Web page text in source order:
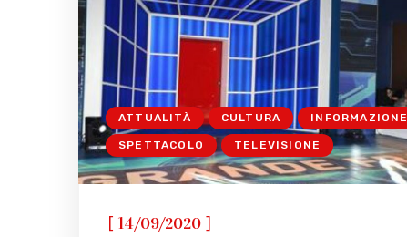
ATTUALITÀ CULTURA INFORMAZIONE
SPETTACOLO TELEVISIONE
[ 14/09/2020 ]